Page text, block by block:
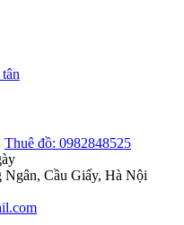
Thuê đồ: 0982848525
Cầu Giấy, Hà Nội